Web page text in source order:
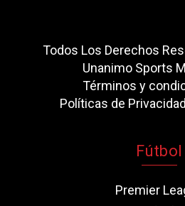
Todos Los Derechos
Unanimo Sports
Términos y
Políticas de Privacidad
Fútbol
Premier